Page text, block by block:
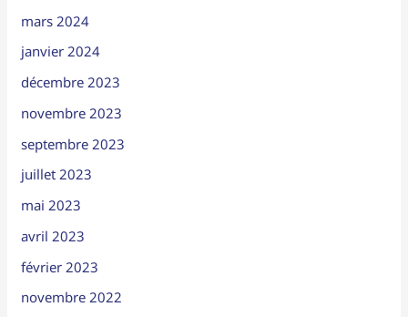
mars 2024
janvier 2024
décembre 2023
novembre 2023
septembre 2023
juillet 2023
mai 2023
avril 2023
février 2023
novembre 2022